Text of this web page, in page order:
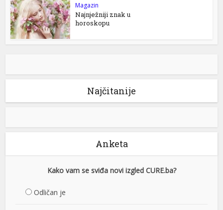
Magazin
Najnježniji znak u
horoskopu
Najčitanije
Anketa
Kako vam se sviđa novi izgled CURE.ba?
Odličan je